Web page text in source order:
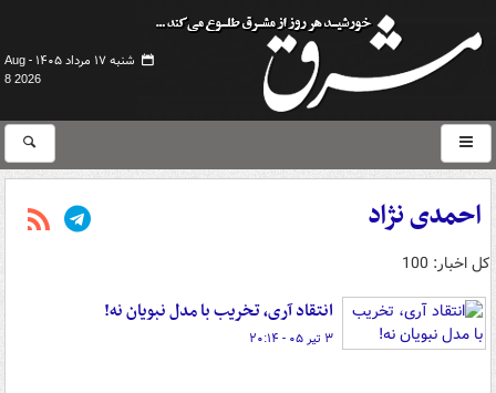
شنبه ۱۷ مرداد ۱۴۰۵ -
Aug
8 2026
احمدی نژاد
کل اخبار: 100
انتقاد آری، تخریب با مدل نبویان نه!
۳ تیر ۰۵ - ۲۰:۱۴